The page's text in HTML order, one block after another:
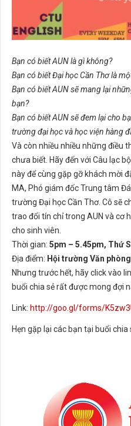
Bạn có biết AUN là gì không?
Bạn có biết Đại học Cần Thơ là
Bạn có biết AUN sẽ mang lại
bạn?
Bạn có biết AUN sẽ đem lại cho
trường đại học và học viện hàng
Và còn nhiều nhiều những điều
chưa biết. Hãy đến với Câu lạc
này để cùng gặp gỡ khách mời
MA, Phó giám đốc Trung tâm
trường Đại học Cần Thơ. Cô sẽ
trao đổi tín chỉ trong AUN và cơ
cho sinh viên.
Thời gian: 5pm – 5.45pm, Thứ
Địa điểm: Hội trường Văn
Nhưng trước hết, hãy click vào
buổi chia sẻ rất được mong đợi
Link: http://goo.gl/forms/
Hẹn gặp lại các bạn tại buổi chia